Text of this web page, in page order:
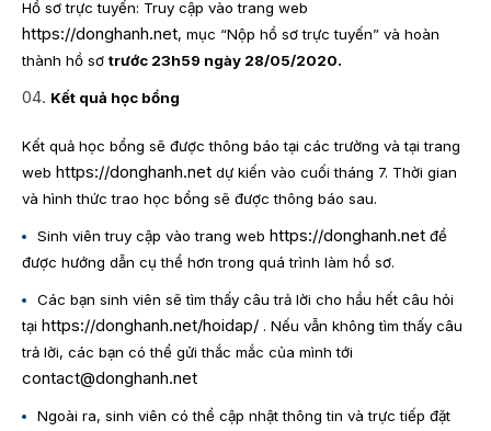
Hồ sơ trực tuyến: Truy cập vào trang web
https://donghanh.net, mục “Nộp hồ sơ trực tuyến” và hoàn
thành hồ sơ trước 23h59 ngày 28/05/2020.
Kết quả học bổng
Kết quả học bổng sẽ được thông báo tại các trường và tại trang
web https://donghanh.net dự kiến vào cuối tháng 7. Thời gian
và hình thức trao học bổng sẽ được thông báo sau.
Sinh viên truy cập vào trang web https://donghanh.net để
được hướng dẫn cụ thể hơn trong quá trình làm hồ sơ.
Các bạn sinh viên sẽ tìm thấy câu trả lời cho hầu hết câu hỏi
tại https://donghanh.net/hoidap/ . Nếu vẫn không tìm thấy câu
trả lời, các bạn có thể gửi thắc mắc của mình tới
contact@donghanh.net
Ngoài ra, sinh viên có thể cập nhật thông tin và trực tiếp đặt